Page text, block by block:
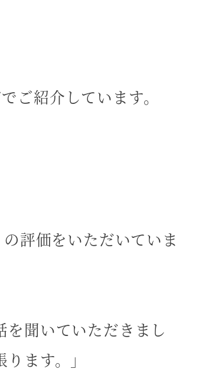
ご紹介しています。
評価をいただいていま
を聞いていただきまし
ます。」